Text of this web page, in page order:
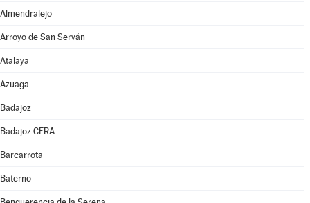
Almendralejo
Arroyo de San Serván
Atalaya
Azuaga
Badajoz
Badajoz CERA
Barcarrota
Baterno